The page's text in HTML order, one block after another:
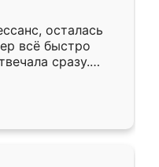
здесь.
осталась
всё быстро
сразу.
подошёл к
Собрали
даже